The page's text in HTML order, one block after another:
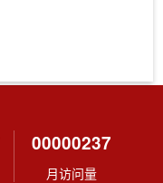
00000237
月访问量